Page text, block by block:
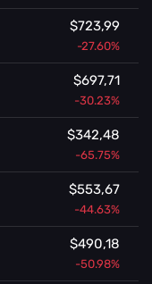
$723,99
-27.60%
$697,71
-30.23%
$342,48
-65.75%
$553,67
-44.63%
$490,18
-50.98%